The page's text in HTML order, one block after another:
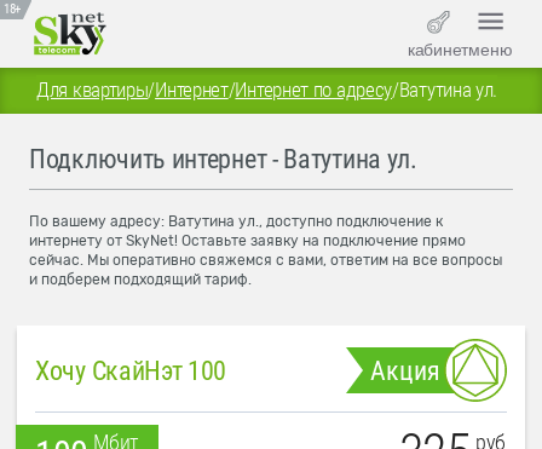
18+
кабинетменю
Для квартиры/Интернет/Интернет по адресу/Ватутина ул.
Подключить интернет - Ватутина ул.
По вашему адресу: Ватутина ул., доступно подключение к
интернету от SkyNet! Оставьте заявку на подключение прямо
сейчас. Мы оперативно свяжемся с вами, ответим на все вопросы
и подберем подходящий тариф.
Хочу СкайНэт 100 Акция
Мбит
руб